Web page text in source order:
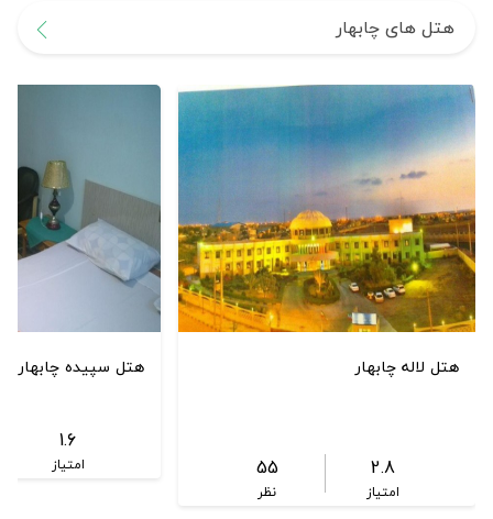
هتل های چابهار
هتل لاله چابهار
2.8
امتیاز
55
نظر
هتل سپیده چابهار
1.6
امتیاز